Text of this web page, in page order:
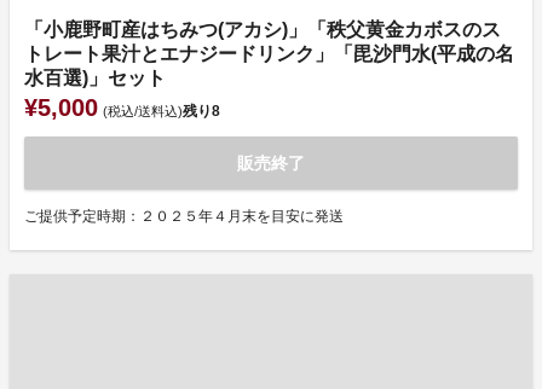
「小鹿野町産はちみつ(アカシ)」「秩父黄金カボスのス
トレート果汁とエナジードリンク」「毘沙門水(平成の名
水百選)」セット
¥5,000 (税込/送料込)残り8
販売終了
ご提供予定時期：２０２５年４月末を目安に発送